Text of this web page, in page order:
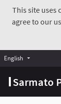
This site uses
agree to our
Sarmato
English Choose